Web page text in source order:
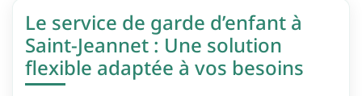
Le service de garde d’enfant à
Saint-Jeannet : Une solution
flexible adaptée à vos besoins